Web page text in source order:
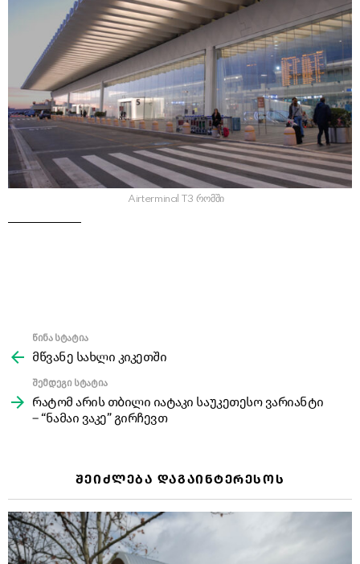
Airterminal T3 რომში
more
წინა სტატია
მწვანე სახლი კიკეთში
შემდეგი სტატია
რატომ არის თბილი იატაკი საუკეთესო ვარიანტი
– “ნამაი ვაკე” გირჩევთ
ᲨᲔᲘᲫᲚᲔᲑᲐ ᲓᲐᲒᲐᲘᲜᲢᲔᲠᲔᲡᲝᲡ